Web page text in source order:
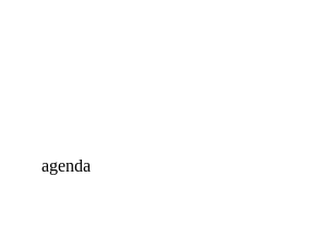
agenda